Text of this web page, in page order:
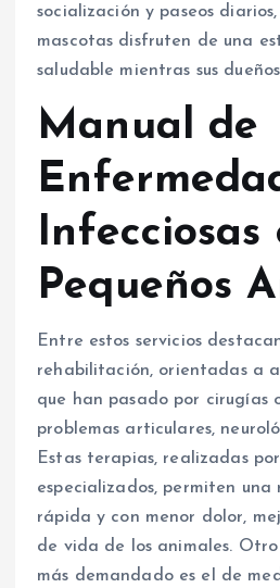
socialización y paseos
mascotas disfruten de una
saludable mientras sus
Manual de
Infecciosas
Pequeños
Entre estos servicios
rehabilitación, orientadas a
que han pasado por cirugías
problemas articulares,
Estas terapias, realizadas
especializados, permiten una
rápida y con menor dolor,
de vida de los animales.
más demandado es el de